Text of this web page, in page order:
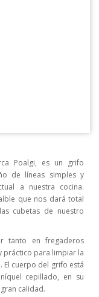
Poalgi, es un grifo
de líneas simples y
a nuestra cocina.
que nos dará total
cubetas de nuestro
tanto en fregaderos
práctico para limpiar la
El cuerpo del grifo está
cepillado, en su
calidad.